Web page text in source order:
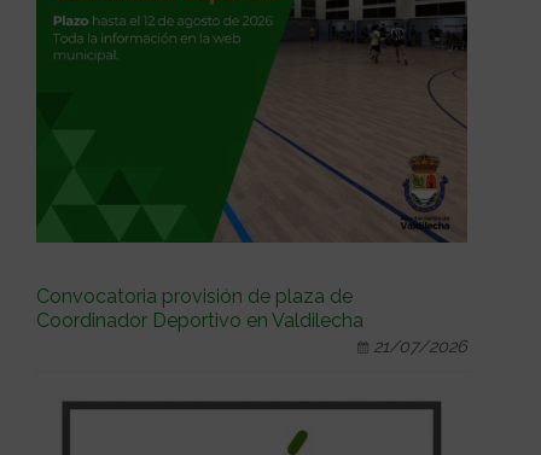
Convocatoria provisión de plaza de
Coordinador Deportivo en Valdilecha
21/07/2026